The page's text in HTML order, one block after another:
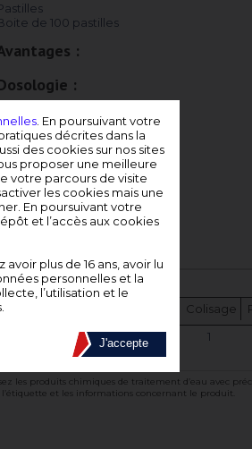
. En poursuivant votre
décrites dans la
des cookies sur nos sites
proposer une meilleure
votre parcours de visite
les cookies mais une
En poursuivant votre
et l’accès aux cookies
avoir plus de 16 ans, avoir lu
personnelles et la
l’utilisation et le
J'accepte
de 100 pastilles
:
:
Colisage
Unité 1
les produits chimiques de traitement d’eau avec
l’étiquette et les informations concernant le produit.